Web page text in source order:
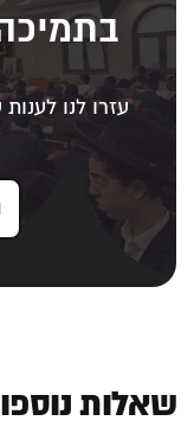
עזרו לנו
שאלות